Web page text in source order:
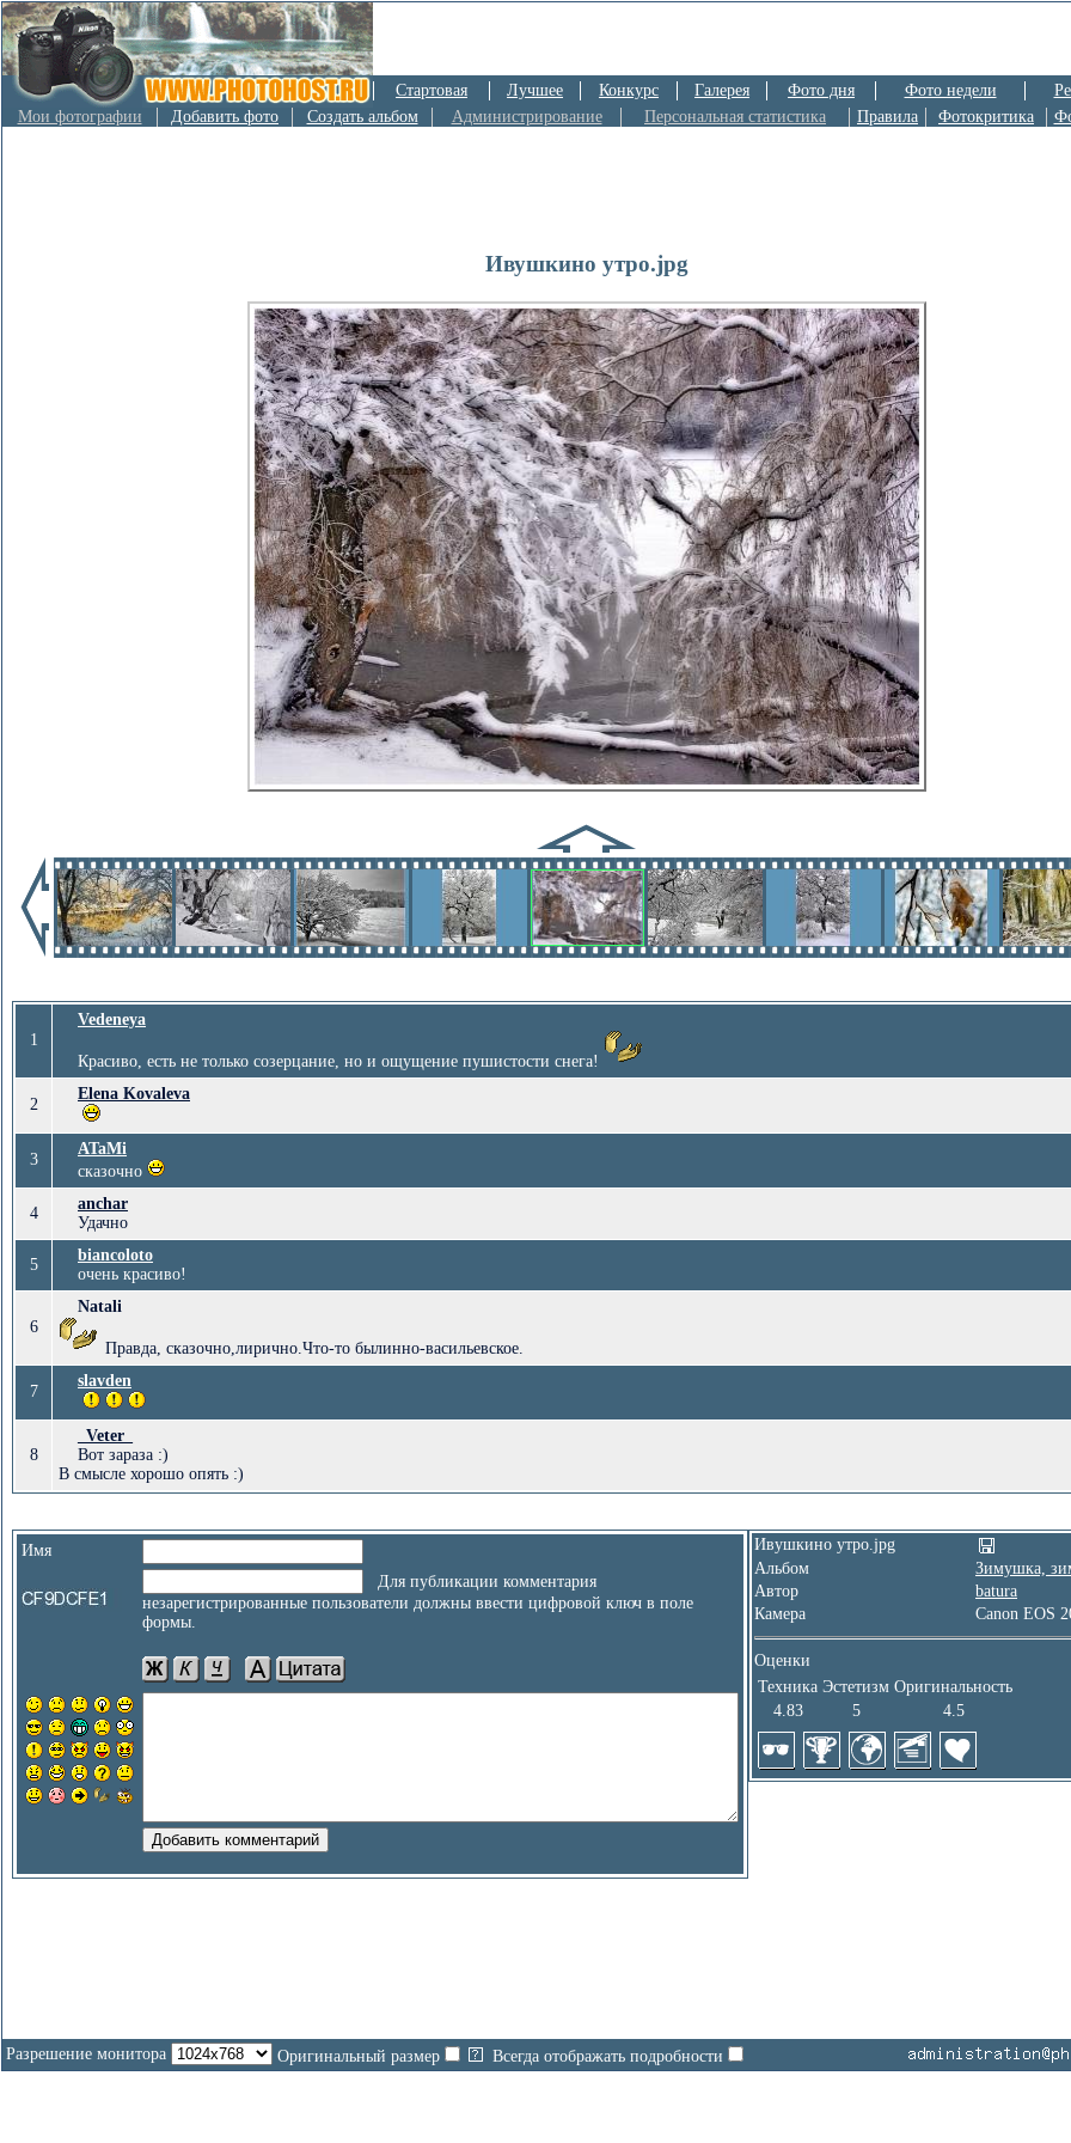
Стартовая Лучшее Конкурс Галерея Фото дня Фото недели
Мои фотографии
Добавить фото Создать альбом Администрирование Персональная статистика Правила Фотокритика
Ивушкино утро.jpg
1
Vedeneya
Красиво, есть не только созерцание, но и ощущение пушистости снега!
2
Elena Kovaleva
3
ATaMi
сказочно
4
anchar
Удачно
5
biancoloto
очень красиво!
6
Natali
Правда, сказочно,лирично.Что-то былинно-васильевское.
7
slavden
8
_Veter_
Вот зараза :)
В смысле хорошо опять :)
Имя
Для публикации комментария
незарегистрированные пользователи должны ввести цифровой ключ в поле
формы.
Ивушкино утро.jpg
Альбом
Зимушка,
Автор
batura
Камера
Canon EOS
Оценки
Техника Эстетизм Оригинальность
4.83
5 4.5
Разрешение монитора Оригинальный размер Всегда отображать подробности